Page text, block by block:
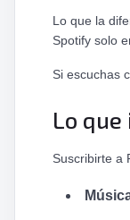
Lo que la
Spotify solo
Si escuchas
Lo
Suscribirte a